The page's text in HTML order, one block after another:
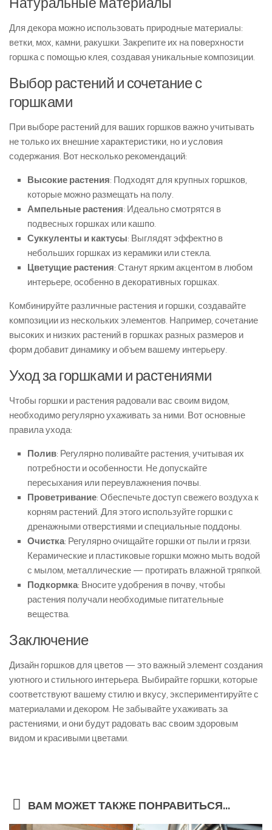
Натуральные материалы
Для декора можно использовать природные материалы:
ветки, мох, камни, ракушки. Закрепите их на поверхности
горшка с помощью клея, создавая уникальные композиции.
Выбор растений и сочетание с
горшками
При выборе растений для ваших горшков важно учитывать
не только их внешние характеристики, но и условия
содержания. Вот несколько рекомендаций:
Высокие растения: Подходят для крупных горшков,
которые можно размещать на полу.
Ампельные растения: Идеально смотрятся в
подвесных горшках или кашпо.
Суккуленты и кактусы: Выглядят эффектно в
небольших горшках из керамики или стекла.
Цветущие растения: Станут ярким акцентом в любом
интерьере, особенно в декоративных горшках.
Комбинируйте различные растения и горшки, создавайте
композиции из нескольких элементов. Например, сочетание
высоких и низких растений в горшках разных размеров и
форм добавит динамику и объем вашему интерьеру.
Уход за горшками и растениями
Чтобы горшки и растения радовали вас своим видом,
необходимо регулярно ухаживать за ними. Вот основные
правила ухода:
Полив: Регулярно поливайте растения, учитывая их
потребности и особенности. Не допускайте
пересыхания или переувлажнения почвы.
Проветривание: Обеспечьте доступ свежего воздуха к
корням растений. Для этого используйте горшки с
дренажными отверстиями и специальные поддоны.
Очистка: Регулярно очищайте горшки от пыли и грязи.
Керамические и пластиковые горшки можно мыть водой
с мылом, металлические — протирать влажной тряпкой.
Подкормка: Вносите удобрения в почву, чтобы
растения получали необходимые питательные
вещества.
Заключение
Дизайн горшков для цветов — это важный элемент создания
уютного и стильного интерьера. Выбирайте горшки, которые
соответствуют вашему стилю и вкусу, экспериментируйте с
материалами и декором. Не забывайте ухаживать за
растениями, и они будут радовать вас своим здоровым
видом и красивыми цветами.
ВАМ МОЖЕТ ТАКЖЕ ПОНРАВИТЬСЯ...